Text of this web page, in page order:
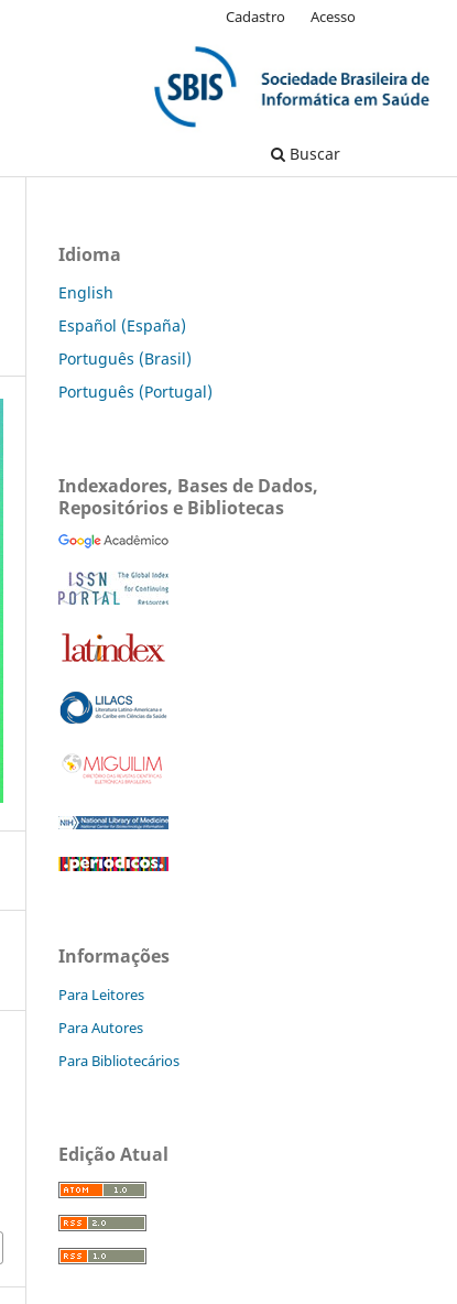
Buscar
Cadastro Acesso
Idioma
English
Español (España)
Português (Brasil)
Português (Portugal)
Indexadores, Bases de Dados,
Repositórios e Bibliotecas
Informações
Para Leitores
Para Autores
Para Bibliotecários
Edição Atual